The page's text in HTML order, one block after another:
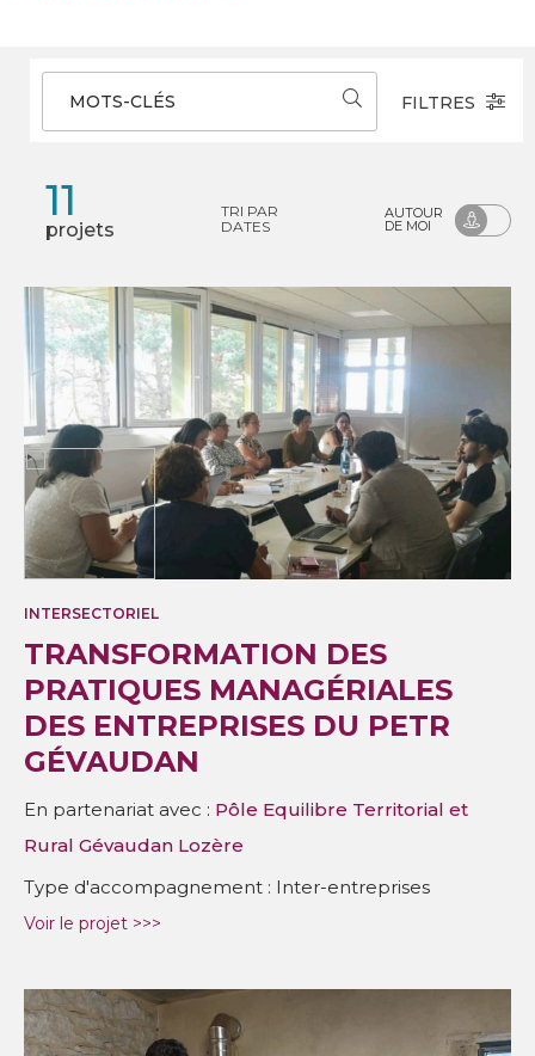
MOTS-CLÉS FILTRES
11
projets
TRI PAR
DATES
AUTOUR
DE MOI
INTERSECTORIEL
TRANSFORMATION DES
PRATIQUES MANAGÉRIALES
DES ENTREPRISES DU PETR
GÉVAUDAN
En partenariat avec : Pôle Equilibre Territorial et
Rural Gévaudan Lozère
Type d'accompagnement : Inter-entreprises
Voir le projet >>>